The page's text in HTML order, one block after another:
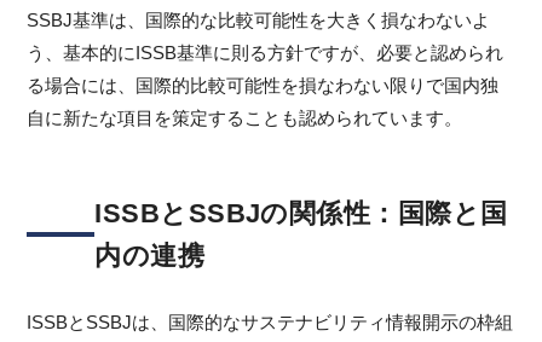
SSBJ基準は、国際的な比較可能性を大きく損なわないよ
う、基本的にISSB基準に則る方針ですが、必要と認められ
る場合には、国際的比較可能性を損なわない限りで国内独
自に新たな項目を策定することも認められています。
ISSBとSSBJの関係性：国際と国
内の連携
ISSBとSSBJは、国際的なサステナビリティ情報開示の枠組